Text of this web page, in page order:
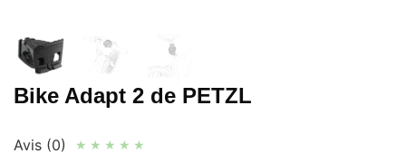
Bike Adapt 2 de PETZL
Avis (0) ★ ★ ★ ★ ★